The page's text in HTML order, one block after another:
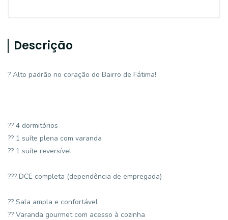
Descrição
? Alto padrão no coração do Bairro de Fátima!
?? 4 dormitórios
?? 1 suíte plena com varanda
?? 1 suíte reversível
??? DCE completa (dependência de empregada)
?? Sala ampla e confortável
?? Varanda gourmet com acesso à cozinha